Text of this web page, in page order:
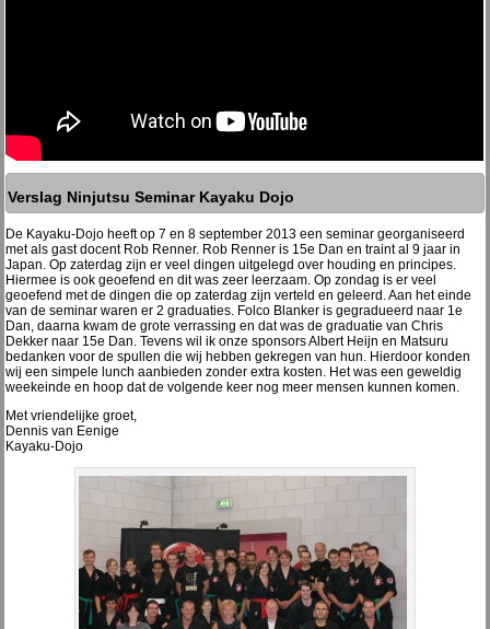
Verslag Ninjutsu Seminar Kayaku Dojo
De Kayaku-Dojo heeft op 7 en 8 september 2013 een seminar georganiseerd
met als gast docent Rob Renner. Rob Renner is 15e Dan en traint al 9 jaar in
Japan. Op zaterdag zijn er veel dingen uitgelegd over houding en principes.
Hiermee is ook geoefend en dit was zeer leerzaam. Op zondag is er veel
geoefend met de dingen die op zaterdag zijn verteld en geleerd. Aan het einde
van de seminar waren er 2 graduaties. Folco Blanker is gegradueerd naar 1e
Dan, daarna kwam de grote verrassing en dat was de graduatie van Chris
Dekker naar 15e Dan. Tevens wil ik onze sponsors Albert Heijn en Matsuru
bedanken voor de spullen die wij hebben gekregen van hun. Hierdoor konden
wij een simpele lunch aanbieden zonder extra kosten. Het was een geweldig
weekeinde en hoop dat de volgende keer nog meer mensen kunnen komen.
Met vriendelijke groet,
Dennis van Eenige
Kayaku-Dojo